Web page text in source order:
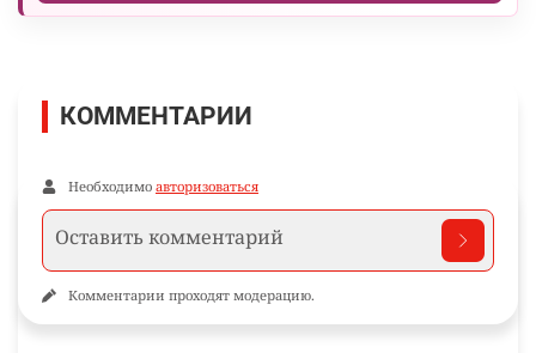
КОММЕНТАРИИ
Необходимо авторизоваться
Комментарии проходят модерацию.